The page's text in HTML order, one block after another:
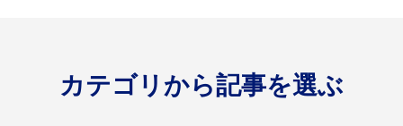
カテゴリから記事を選ぶ